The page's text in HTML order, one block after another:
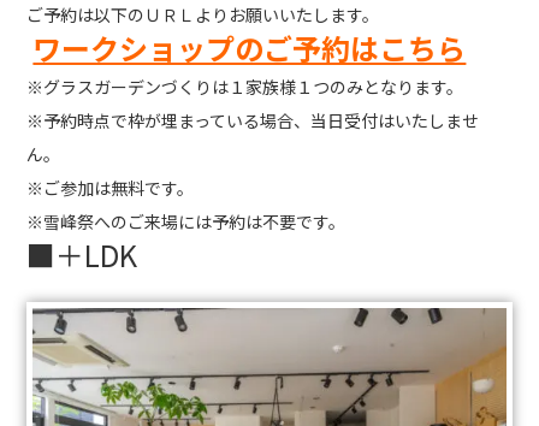
ご予約は以下のＵＲＬよりお願いいたします。
ワークショップのご予約はこちら
※グラスガーデンづくりは１家族様１つのみとなります。
※予約時点で枠が埋まっている場合、当日受付はいたしませ
ん。
※ご参加は無料です。
※雪峰祭へのご来場には予約は不要です。
■＋LDK